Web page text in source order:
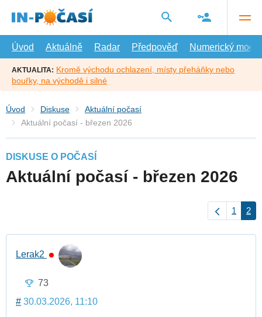
hlavní
Úvod
Aktuálně Radar Předpověď Numerický model
AKTUALITA: Kromě východu ochlazení, místy přeháňky nebo
bouřky, na východě i silné
Úvod Diskuse
Aktuální počasí
Aktuální počasí - březen 2026
DISKUSE O POČASÍ
Aktuální počasí - březen 2026
1 2
Lerak2
73
# 30.03.2026, 11:10